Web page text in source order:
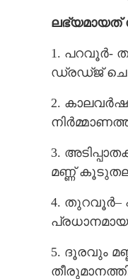
ലഭ്യമായത്
1. പറവൂർ-
ഡ്രഡ്ജ്
2.
3.
മണ്ണ്
4. തുറവൂർ–
5. ദൂരവും